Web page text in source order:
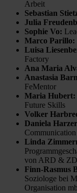
Arbeit
Sebastian
Julia
Sophie Vo:
Marco Parillo:
Luisa
Factory
Ana Maria
Anastasia
FeMentor
Maria Hubert:
Future Skills
Volker
Daniela
Linda
von ARD &
Finn-Rasmus
Soziologe bei
Organisation